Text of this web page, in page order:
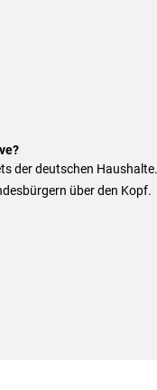
der deutschen
über den Kopf.